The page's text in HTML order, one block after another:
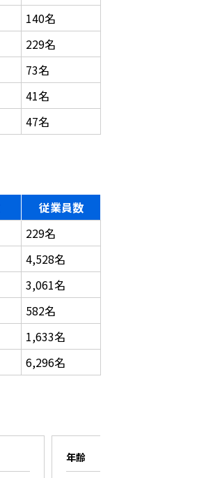
140名
229名
73名
41名
47名
従業員数
229名
4,528名
3,061名
582名
1,633名
6,296名
年齢